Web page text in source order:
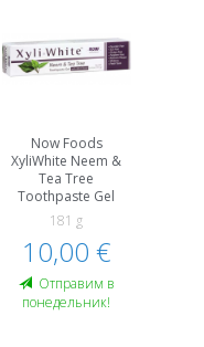
Now Foods
XyliWhite Neem &
Tea Tree
Toothpaste Gel
181 g
10,00 €
Oтправим в
понедельник!